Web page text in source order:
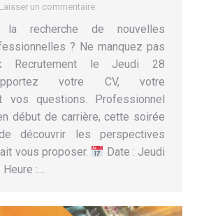
Laisser un commentaire
recherche de nouvelles
? Ne manquez pas
Recrutement le Jeudi 28
votre CV, votre
vos questions. Professionnel
début de carrière, cette soirée
découvrir les perspectives
vous proposer.
Date : Jeudi
Heure :…